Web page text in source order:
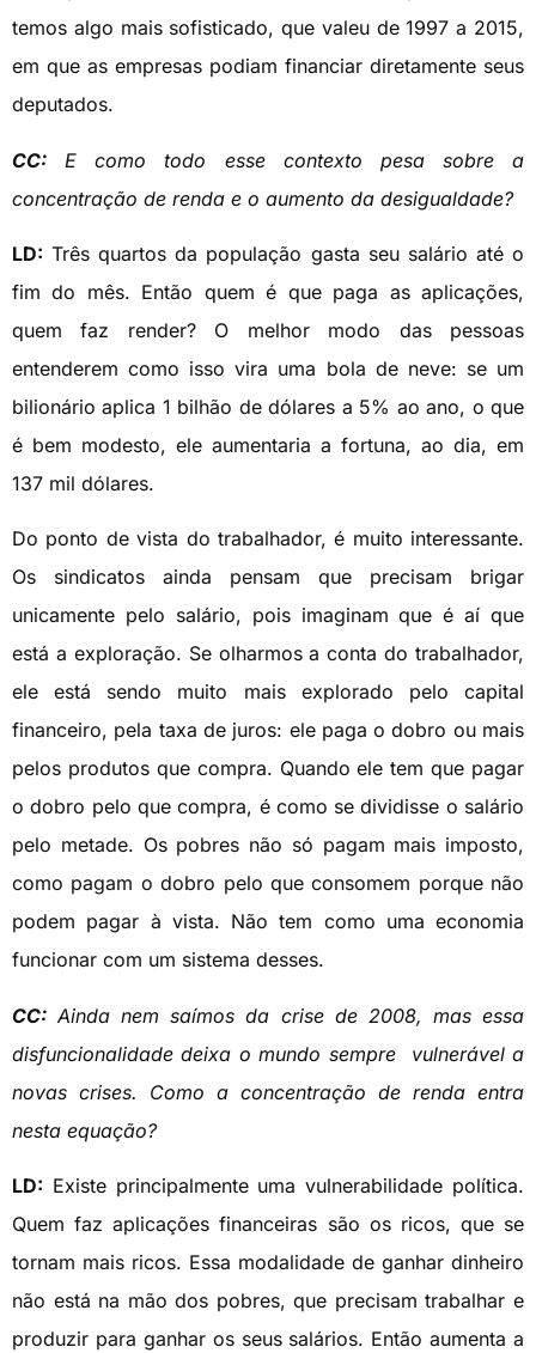
temos algo mais sofisticado, que valeu de 1997 a 2015,
em que as empresas podiam financiar diretamente seus
deputados.
CC: E como todo esse contexto pesa sobre a
concentração de renda e o aumento da desigualdade?
LD: Três quartos da população gasta seu salário até o
fim do mês. Então quem é que paga as aplicações,
quem faz render? O melhor modo das pessoas
entenderem como isso vira uma bola de neve: se um
bilionário aplica 1 bilhão de dólares a 5% ao ano, o que
é bem modesto, ele aumentaria a fortuna, ao dia, em
137 mil dólares.
Do ponto de vista do trabalhador, é muito interessante.
Os sindicatos ainda pensam que precisam brigar
unicamente pelo salário, pois imaginam que é aí que
está a exploração. Se olharmos a conta do trabalhador,
ele está sendo muito mais explorado pelo capital
financeiro, pela taxa de juros: ele paga o dobro ou mais
pelos produtos que compra. Quando ele tem que pagar
o dobro pelo que compra, é como se dividisse o salário
pelo metade. Os pobres não só pagam mais imposto,
como pagam o dobro pelo que consomem porque não
podem pagar à vista. Não tem como uma economia
funcionar com um sistema desses.
CC: Ainda nem saímos da crise de 2008, mas essa
disfuncionalidade deixa o mundo sempre vulnerável a
novas crises. Como a concentração de renda entra
nesta equação?
LD: Existe principalmente uma vulnerabilidade política.
Quem faz aplicações financeiras são os ricos, que se
tornam mais ricos. Essa modalidade de ganhar dinheiro
não está na mão dos pobres, que precisam trabalhar e
produzir para ganhar os seus salários. Então aumenta a